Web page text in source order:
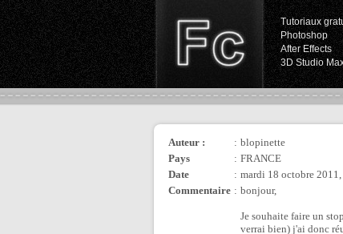
Tutoriaux
Photoshop
After Effects
3D Studio
Auteur : : blopinette
Pays
: FRANCE
Date
: mardi 18 octobre
Commentaire : bonjour,
Je souhaite faire un
verrai bien) j'ai donc